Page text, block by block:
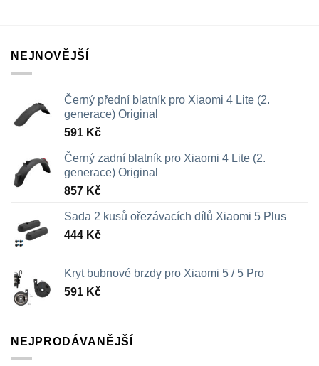
NEJNOVĚJŠÍ
Černý přední blatník pro Xiaomi 4 Lite (2.
generace) Original
591 Kč
Černý zadní blatník pro Xiaomi 4 Lite (2.
generace) Original
857 Kč
Sada 2 kusů ořezávacích dílů Xiaomi 5 Plus
444 Kč
Kryt bubnové brzdy pro Xiaomi 5 / 5 Pro
591 Kč
NEJPRODÁVANĚJŠÍ